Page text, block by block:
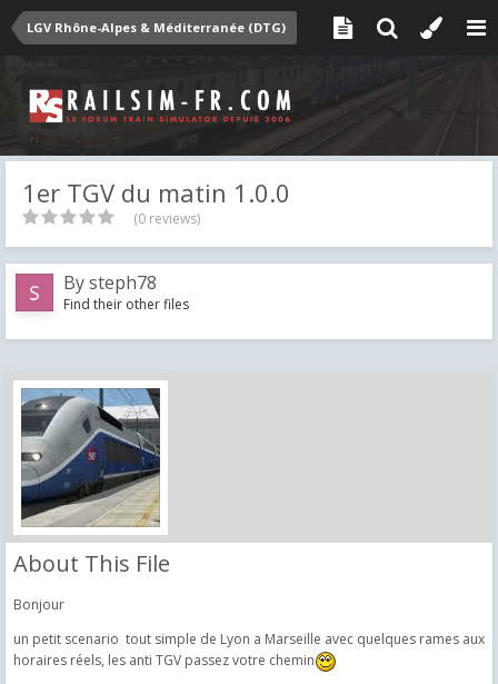
LGV Rhône-Alpes & Méditerranée (DTG)
1er TGV du matin 1.0.0
(0 reviews)
Bysteph78
Find their other files
About This File
Bonjour
un petit scenario tout simple de Lyon a Marseille avec quelques rames aux
horaires réels, les anti TGV passez votre chemin